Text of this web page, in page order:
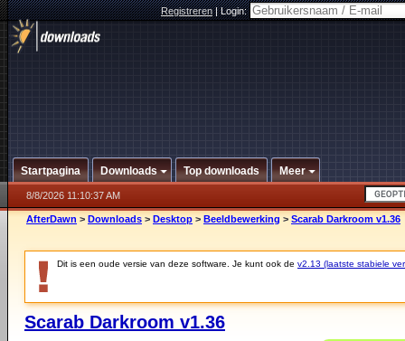
Registreren|Login:
Startpagina Downloads Top downloads Meer
8/8/2026 11:10:37 AM
AfterDawn > Downloads > Desktop > Beeldbewerking > Scarab Darkroom v1.36
Dit is een oude versie van deze software. Je kunt ook de v2.13 (laatste stabiele
Scarab Darkroom v1.36